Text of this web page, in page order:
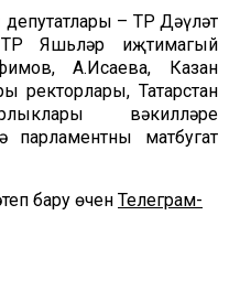
– ТР Дәүләт
Яшьләр иҗтимагый
А.Исаева, Казан
ректорлары, Татарстан
вәкилләре
матбугат
бару өчен Телеграм-